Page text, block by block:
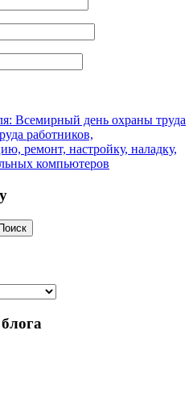
Всемирный день охраны труда
работников,
ремонт, настройку, наладку,
компьютеров